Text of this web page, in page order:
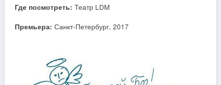
Где посмотреть: Театр LDM
Премьера: Санкт-Петербург, 2017